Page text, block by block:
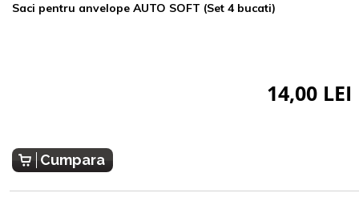
Saci pentru anvelope AUTO SOFT (Set 4 bucati)
14,00 LEI
Cumpara